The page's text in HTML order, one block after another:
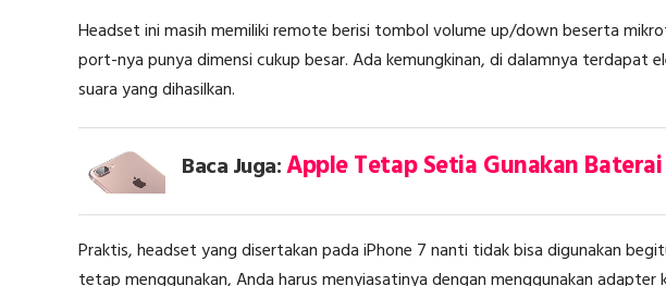
Headset ini masih memiliki remote berisi tombol volume up/down beserta
port-nya punya dimensi cukup besar. Ada kemungkinan, di dalamnya terdapat
suara yang dihasilkan.
Baca Juga:Apple Tetap Setia Gunakan
Praktis, headset yang disertakan pada iPhone 7 nanti tidak bisa digunakan